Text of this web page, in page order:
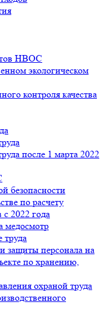
НВОС
экологическом
контроля качества
после 1 марта 2022
безопасности
по расчету
2022 года
медосмотр
труда
защиты персонала на
по хранению,
охраной труда